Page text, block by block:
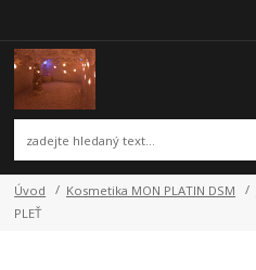
Úvod Kosmetika MON PLATIN DSM
PLEŤ